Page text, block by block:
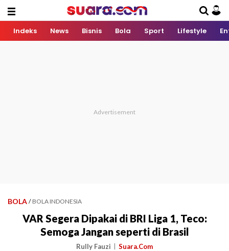
Indeks News Bisnis Bola Sport Lifestyle
BOLA / BOLA INDONESIA
VAR Segera Dipakai di BRI Liga 1, Teco:
Semoga Jangan seperti di Brasil
Rully Fauzi Suara.Com